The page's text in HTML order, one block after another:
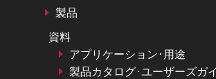
製品
資料
アプリケーション･用途
製品カタログ･ユーザーズガ